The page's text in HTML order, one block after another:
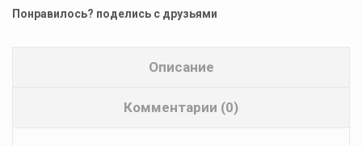
Понравилось? поделись с друзьями
Описание
Комментарии (0)